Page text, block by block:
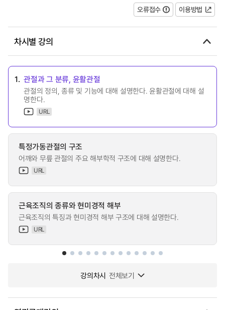
오류접수 이용방법
차시별 강의
1. 관절과 그 분류, 윤활관절
관절의 정의, 종류 및 기능에 대해 설명한다. 윤활관절에 대해 설
명한다.
URL
특정가동관절의 구조
어깨와 무릎 관절의 주요 해부학적 구조에 대해 설명한다.
URL
근육조직의 종류와 현미경적 해부
근육조직의 특징과 현미경적 해부 구조에 대해 설명한다.
URL
강의차시 전체보기